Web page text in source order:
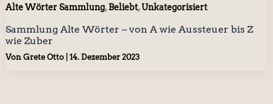
Alte Wörter Sammlung,Beliebt,Unkategorisiert
Sammlung Alte Wörter – von A wie Aussteuer bis Z
wie Zuber
Von Grete Otto 14. Dezember 2023